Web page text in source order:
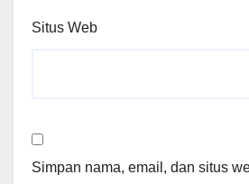
Situs Web
Simpan nama, email, dan situs